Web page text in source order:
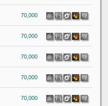
70,000
70,000
70,000
70,000
70,000